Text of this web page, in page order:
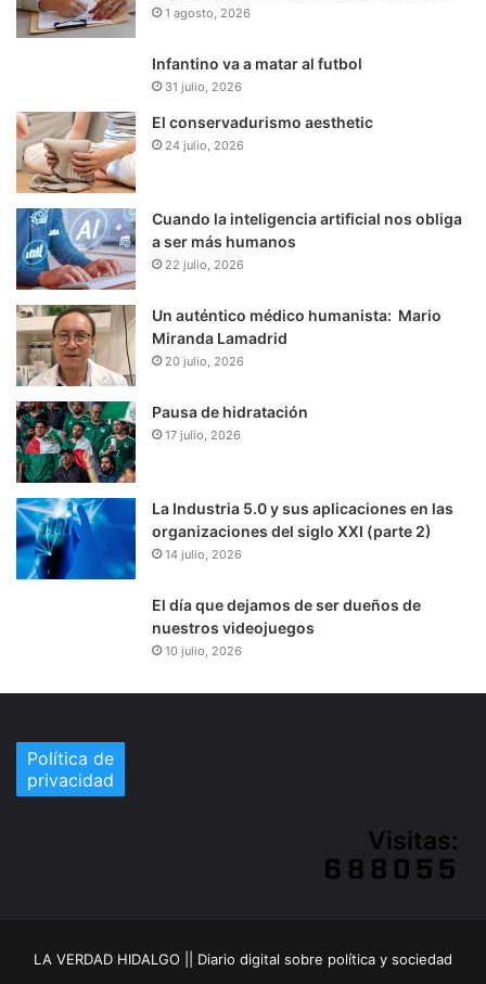
1 agosto, 2026
Infantino va a matar al futbol
31 julio, 2026
El conservadurismo aesthetic
24 julio, 2026
Cuando la inteligencia artificial nos obliga
a ser más humanos
22 julio, 2026
Un auténtico médico humanista: Mario
Miranda Lamadrid
20 julio, 2026
Pausa de hidratación
17 julio, 2026
La Industria 5.0 y sus aplicaciones en las
organizaciones del siglo XXI (parte 2)
14 julio, 2026
El día que dejamos de ser dueños de
nuestros videojuegos
10 julio, 2026
Política de
privacidad
Visitas:
LA VERDAD HIDALGO || Diario digital sobre política y sociedad